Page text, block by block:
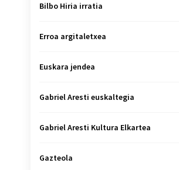
Bilbo Hiria irratia
Erroa argitaletxea
Euskara jendea
Gabriel Aresti euskaltegia
Gabriel Aresti Kultura Elkartea
Gazteola